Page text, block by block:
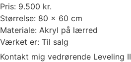
Pris: 9.500 kr.
Størrelse: 80 x 60 cm
Materiale: Akryl på lærred
Værket er: Til salg
Kontakt mig vedrørende Leveling II